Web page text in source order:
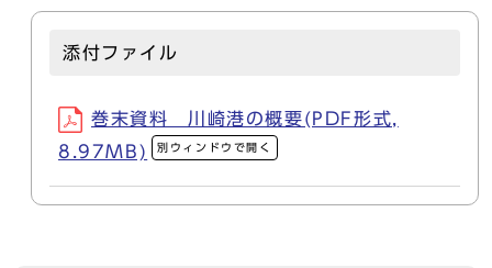
添付ファイル
巻末資料 川崎港の概要(PDF形式,
8.97MB)
別ウィンドウで開く